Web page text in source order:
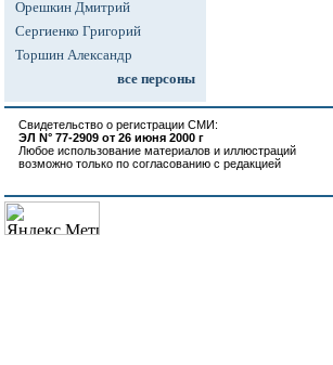
Орешкин Дмитрий
Сергиенко Григорий
Торшин Александр
все персоны
Свидетельство о регистрации СМИ:
ЭЛ N° 77-2909 от 26 июня 2000 г
Любое использование материалов и иллюстраций
возможно только по согласованию с редакцией